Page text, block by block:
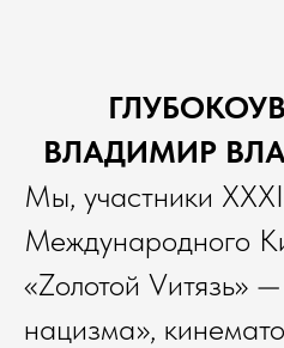
ВЛАДИМИР
Мы, участники XXXI
Международного
«Zолотой Vитязь»
нацизма»,